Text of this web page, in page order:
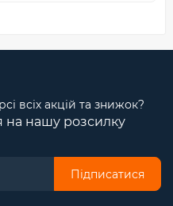
всіх акцій та знижок?
на нашу розсилку
Підписатися